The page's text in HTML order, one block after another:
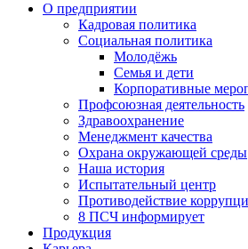
О предприятии
Кадровая политика
Социальная политика
Молодёжь
Семья и дети
Корпоративные
Профсоюзная деятельность
Здравоохранение
Менеджмент качества
Охрана окружающей среды
Наша история
Испытательный центр
Противодействие
8 ПСЧ информирует
Продукция